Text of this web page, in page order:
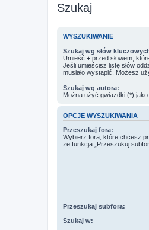
Szukaj
WYSZUKIWANIE
Szukaj wg słów
Umieść + przed słowem,
Jeśli umieścisz listę słów
musiało wystąpić. Możesz
Szukaj wg autora:
Można użyć gwiazdki (*)
OPCJE WYSZUKIWANIA
Przeszukaj fora:
Wybierz fora, które chcesz
że funkcja „Przeszukuj
Przeszukaj subfora:
Szukaj w: